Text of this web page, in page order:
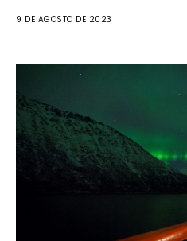
9 DE AGOSTO DE 2023